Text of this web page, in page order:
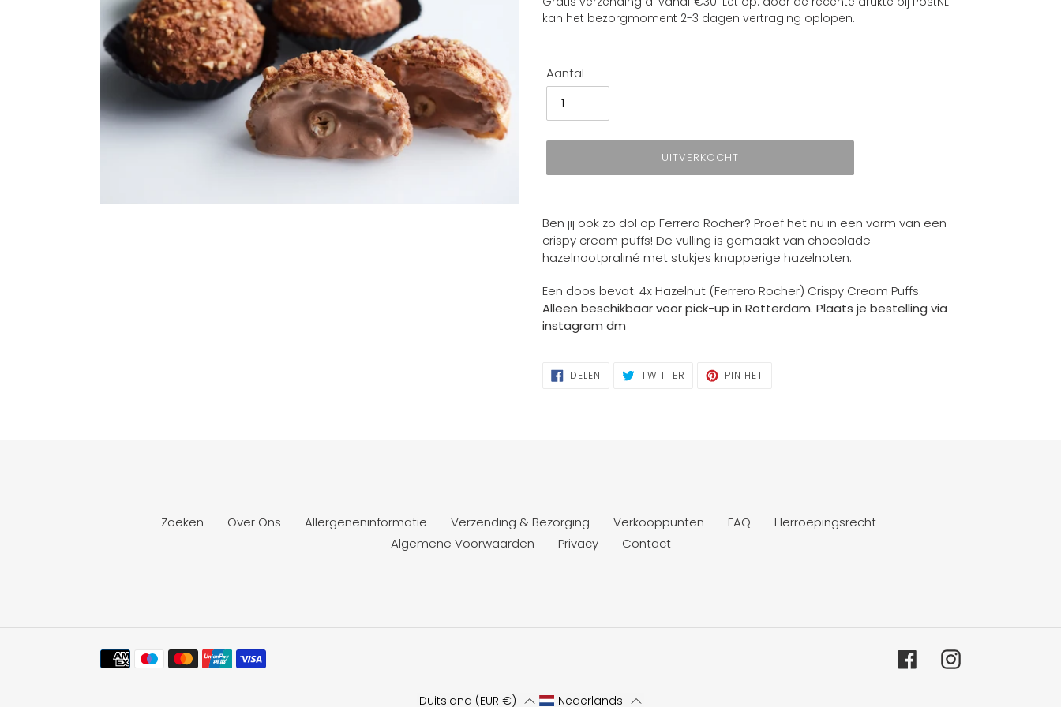
kan het bezorgmoment 2-3 dagen vertraging oplopen.
Aantal
UITVERKOCHT
toegevoegen
aan
je
winkelwagen
Ben jij ook zo dol op Ferrero Rocher? Proef het nu in een vorm van een
crispy cream puffs! De vulling is gemaakt van chocolade
hazelnootpraliné met stukjes knapperige hazelnoten.
Een doos bevat: 4x Hazelnut (Ferrero Rocher) Crispy Cream Puffs.
Alleen beschikbaar voor pick-up in Rotterdam. Plaats je bestelling via
instagram dm
DELEN DELEN TWITTER TWITTERENPIN HET
Zoeken Over Ons Allergeneninformatie Verzending & Bezorging Verkooppunten FAQ
Herroepingsrecht
Algemene Voorwaarden
Privacy Contact
Betaalmethoden FacebookInstagram
Duitsland (EUR €) Nederlands